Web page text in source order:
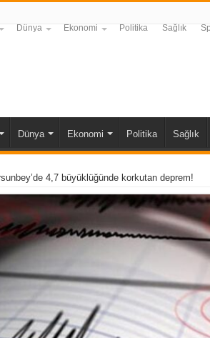
Dünya Ekonomi Politika Sağlık
Dünya Ekonomi Politika Sağlık
4,7 büyüklüğünde korkutan deprem!